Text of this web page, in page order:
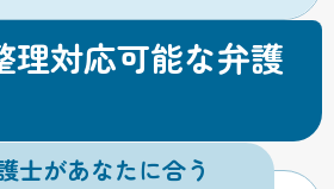
理対応可能な弁護
士があなたに合う